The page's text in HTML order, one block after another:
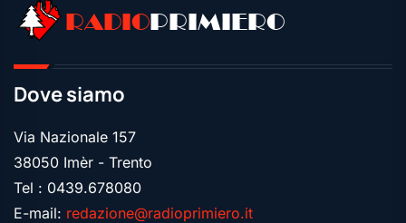
RADIOPRIMIERO
Dove siamo
Via Nazionale 157
38050 Imèr - Trento
Tel : 0439.678080
E-mail: redazione@radioprimiero.it